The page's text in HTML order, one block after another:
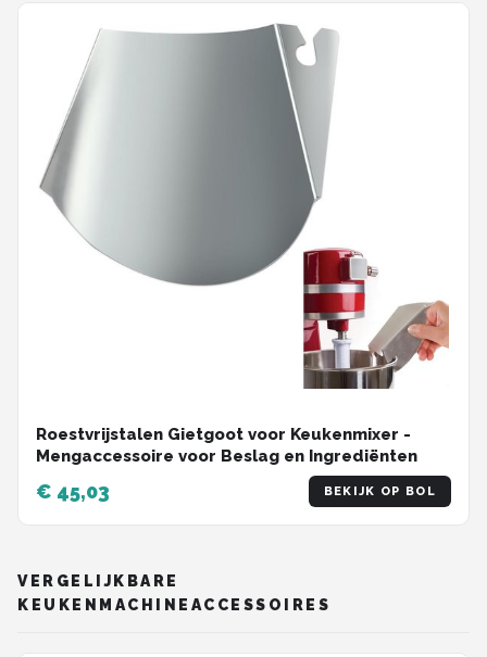
Roestvrijstalen Gietgoot voor Keukenmixer -
Mengaccessoire voor Beslag en Ingrediënten
€ 45,03 BEKIJK OP BOL
VERGELIJKBARE
KEUKENMACHINEACCESSOIRES